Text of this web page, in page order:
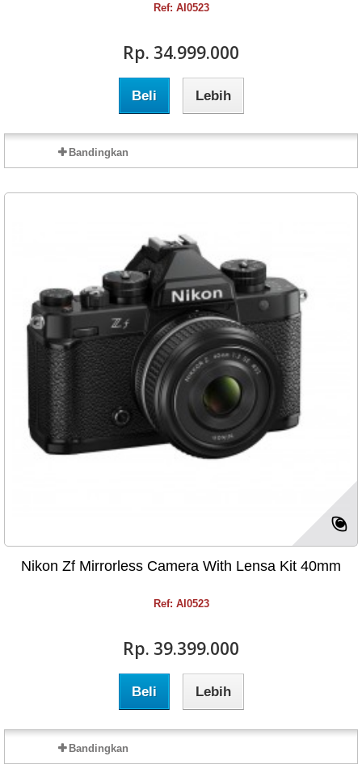
Ref: AI0523
Rp‎. 34.999.000
Beli Lebih
Bandingkan
Nikon Zf Mirrorless Camera With Lensa Kit 40mm
Ref: AI0523
Rp‎. 39.399.000
Beli Lebih
Bandingkan